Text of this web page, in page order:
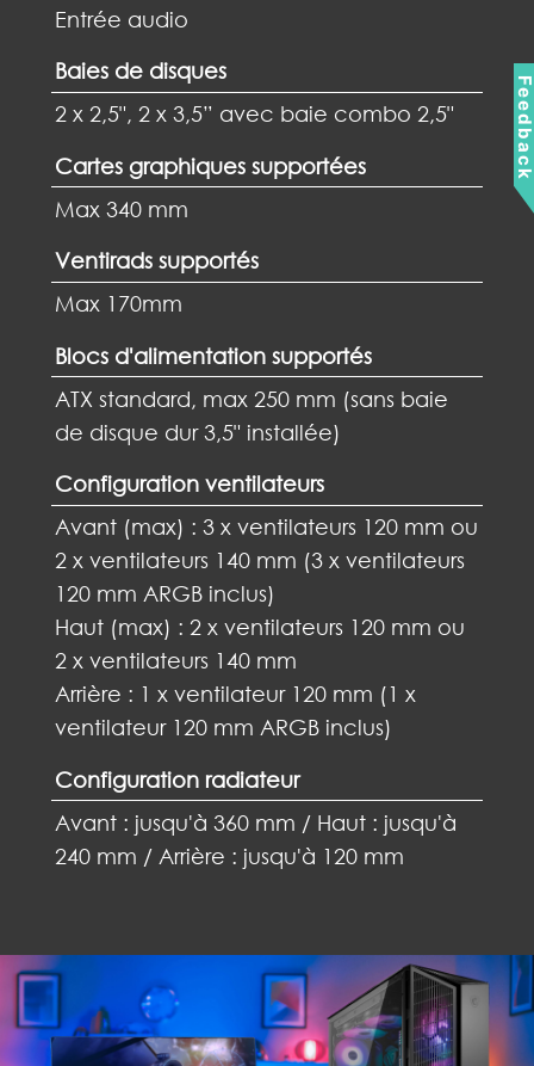
Entrée audio
Baies de disques
2 x 2,5", 2 x 3,5” avec baie combo 2,5"
Cartes graphiques supportées
Max 340 mm
Ventirads supportés
Max 170mm
Blocs d'alimentation supportés
ATX standard, max 250 mm (sans baie
de disque dur 3,5" installée)
Configuration ventilateurs
Avant (max) : 3 x ventilateurs 120 mm ou
2 x ventilateurs 140 mm (3 x ventilateurs
120 mm ARGB inclus)
Haut (max) : 2 x ventilateurs 120 mm ou
2 x ventilateurs 140 mm
Arrière : 1 x ventilateur 120 mm (1 x
ventilateur 120 mm ARGB inclus)
Configuration radiateur
Avant : jusqu'à 360 mm / Haut : jusqu'à
240 mm / Arrière : jusqu'à 120 mm